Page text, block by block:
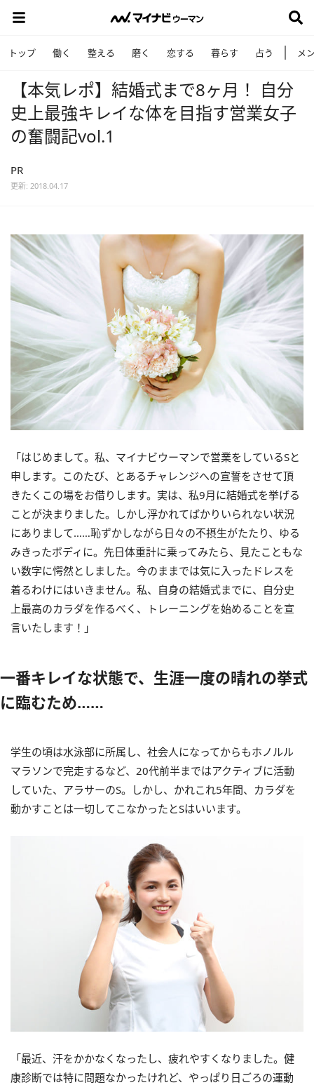
トップ 働く 整える 磨く 恋する 暮らす 占う メ
【本気レポ】結婚式まで8ヶ月！ 自分
史上最強キレイな体を目指す営業女子
の奮闘記vol.1
PR
更新: 2018.04.17
「はじめまして。私、マイナビウーマンで営業をしているSと
申します。このたび、とあるチャレンジへの宣誓をさせて頂
きたくこの場をお借りします。実は、私9月に結婚式を挙げる
ことが決まりました。しかし浮かれてばかりいられない状況
にありまして……恥ずかしながら日々の不摂生がたたり、ゆる
みきったボディに。先日体重計に乗ってみたら、見たこともな
い数字に愕然としました。今のままでは気に入ったドレスを
着るわけにはいきません。私、自身の結婚式までに、自分史
上最高のカラダを作るべく、トレーニングを始めることを宣
言いたします！」
一番キレイな状態で、生涯一度の晴れの挙式
に臨むため……
学生の頃は水泳部に所属し、社会人になってからもホノルル
マラソンで完走するなど、20代前半まではアクティブに活動
していた、アラサーのS。しかし、かれこれ5年間、カラダを
動かすことは一切してこなかったとSはいいます。
「最近、汗をかかなくなったし、疲れやすくなりました。健
康診断では特に問題なかったけれど、やっぱり日ごろの運動